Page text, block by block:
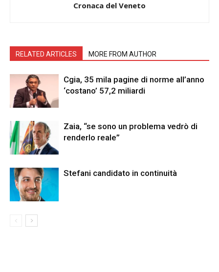
Cronaca del Veneto
RELATED ARTICLES MORE FROM AUTHOR
Cgia, 35 mila pagine di norme all’anno
‘costano’ 57,2 miliardi
Zaia, “se sono un problema vedrò di
renderlo reale”
Stefani candidato in continuità